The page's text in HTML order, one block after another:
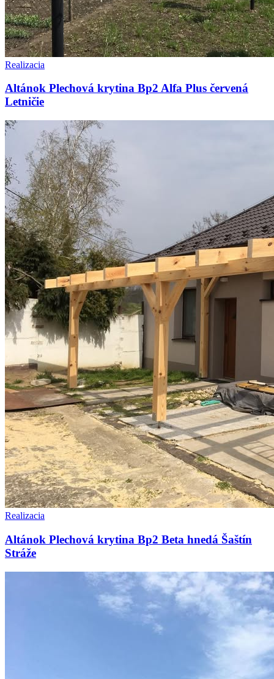
Realizacia
Altánok Plechová krytina Bp2 Alfa Plus červená
Letničie
Realizacia
Altánok Plechová krytina Bp2 Beta hnedá Šaštín
Stráže